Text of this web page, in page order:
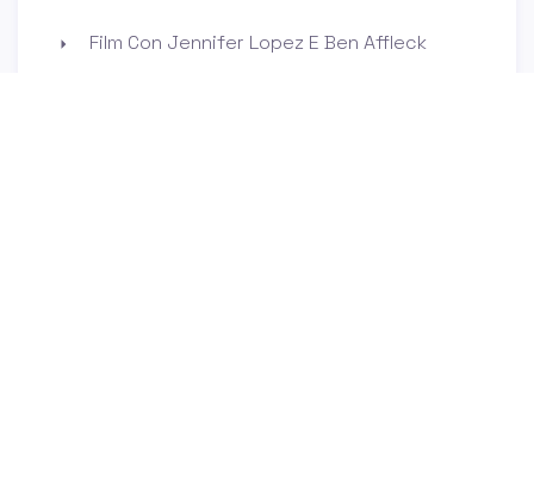
Film Con Jennifer Lopez E Ben Affleck